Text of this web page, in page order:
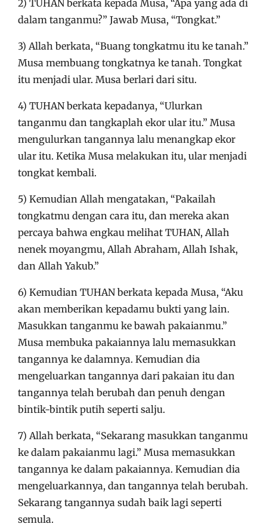
2) TUHAN berkata kepada Musa, “Apa yang ada di
dalam tanganmu?” Jawab Musa, “Tongkat.”
3) Allah berkata, “Buang tongkatmu itu ke tanah.”
Musa membuang tongkatnya ke tanah. Tongkat
itu menjadi ular. Musa berlari dari situ.
4) TUHAN berkata kepadanya, “Ulurkan
tanganmu dan tangkaplah ekor ular itu.” Musa
mengulurkan tangannya lalu menangkap ekor
ular itu. Ketika Musa melakukan itu, ular menjadi
tongkat kembali.
5) Kemudian Allah mengatakan, “Pakailah
tongkatmu dengan cara itu, dan mereka akan
percaya bahwa engkau melihat TUHAN, Allah
nenek moyangmu, Allah Abraham, Allah Ishak,
dan Allah Yakub.”
6) Kemudian TUHAN berkata kepada Musa, “Aku
akan memberikan kepadamu bukti yang lain.
Masukkan tanganmu ke bawah pakaianmu.”
Musa membuka pakaiannya lalu memasukkan
tangannya ke dalamnya. Kemudian dia
mengeluarkan tangannya dari pakaian itu dan
tangannya telah berubah dan penuh dengan
bintik-bintik putih seperti salju.
7) Allah berkata, “Sekarang masukkan tanganmu
ke dalam pakaianmu lagi.” Musa memasukkan
tangannya ke dalam pakaiannya. Kemudian dia
mengeluarkannya, dan tangannya telah berubah.
Sekarang tangannya sudah baik lagi seperti
semula.